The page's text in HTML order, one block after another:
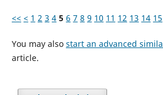
<< < 1 2 3 4 5 6 7 8 9 10 11 12 13 14 15
You may also start an advanced
article.